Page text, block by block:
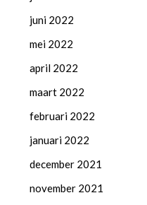
juni 2022
mei 2022
april 2022
maart 2022
februari 2022
januari 2022
december 2021
november 2021